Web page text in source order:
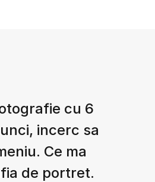
cu 6
incerc sa
Ce ma
de portret.